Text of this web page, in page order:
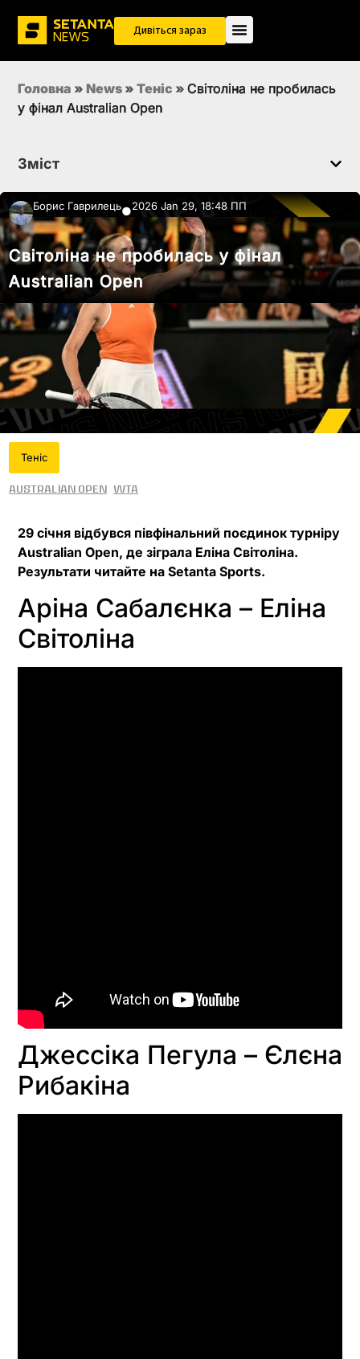
Дивіться зараз
Головна » News » Теніс » Світоліна не пробилась
у фінал Australian Open
Зміст
Борис Гаврилець●2026 Jan 29, 18:48 ПП
Світоліна не пробилась у фінал
Australian Open
Теніс
Australian Open WTA
29 січня відбувся півфінальний поєдинок турніру
Australian Open, де зіграла Еліна Світоліна.
Результати читайте на Setanta Sports.
Аріна Сабалєнка – Еліна
Світоліна
Джессіка Пегула – Єлєна
Рибакіна